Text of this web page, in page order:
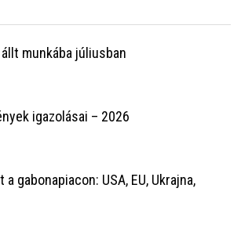
munkába júliusban
igazolásai – 2026
gabonapiacon: USA, EU, Ukrajna,